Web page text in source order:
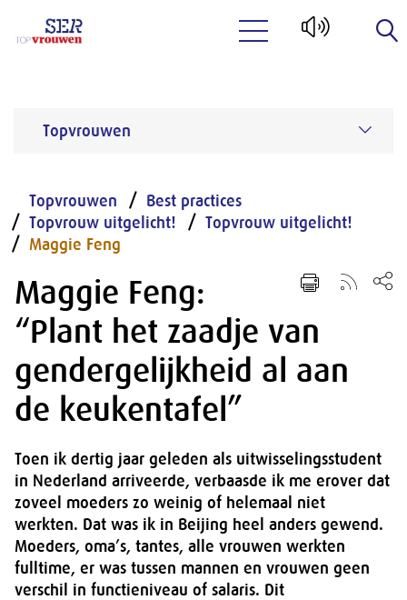
Topvrouwen
Topvrouwen
Best practices
Topvrouw uitgelicht!
Topvrouw uitgelicht!
Maggie Feng
Maggie Feng:
“Plant het zaadje van
gendergelijkheid al aan
de keukentafel”
Toen ik dertig jaar geleden als uitwisselingsstudent
in Nederland arriveerde, verbaasde ik me erover dat
zoveel moeders zo weinig of helemaal niet
werkten. Dat was ik in Beijing heel anders gewend.
Moeders, oma’s, tantes, alle vrouwen werkten
fulltime, er was tussen mannen en vrouwen geen
verschil in functieniveau of salaris. Dit